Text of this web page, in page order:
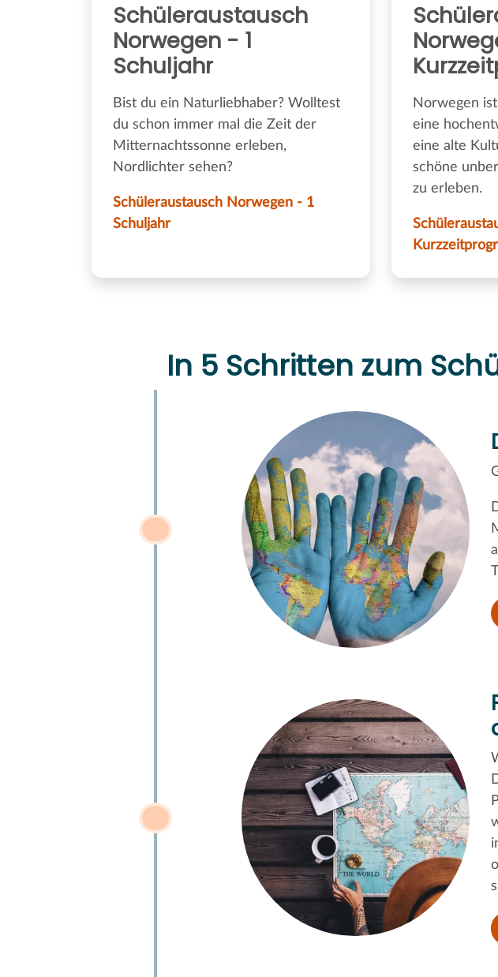
Schüleraustausch
Norwegen - 1
Schuljahr
Bist du ein Naturliebhaber? Wolltest
du schon immer mal die Zeit der
Mitternachtssonne erleben,
Nordlichter sehen?
Schüleraustausch Norwegen - 1
Schuljahr
Norwegen
eine
eine alte
schöne
zu erleben.
In 5 Schritten zum